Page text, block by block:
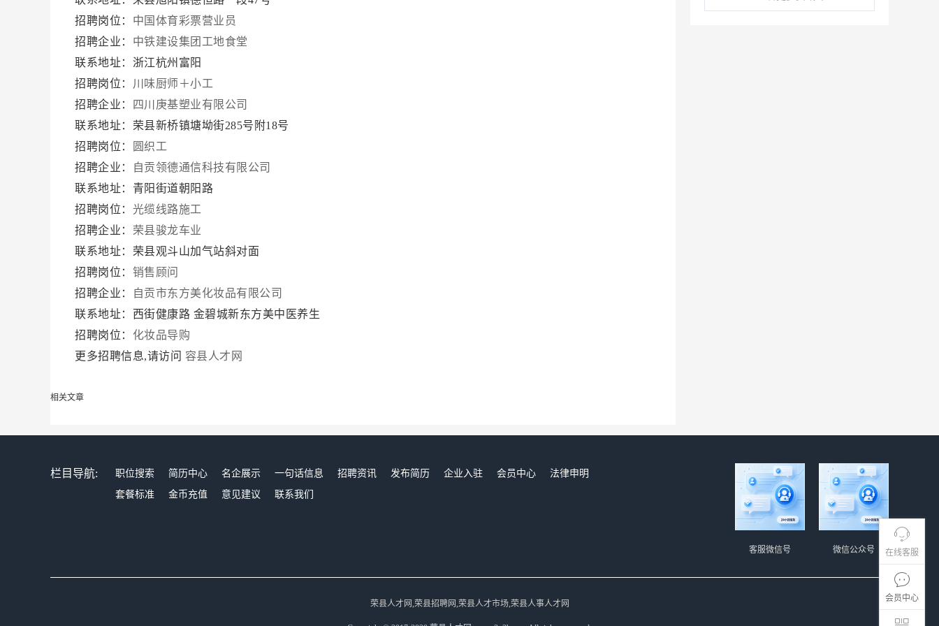
在线客服
会员中心
招聘岗位： 中国体育彩票营业员
招聘企业： 中铁建设集团工地食堂
联系地址：浙江杭州富阳
招聘岗位：
川味厨师＋小工
招聘企业：
四川庚基塑业有限公司
联系地址：荣县新桥镇塘坳街285号附18号
招聘岗位：
圆织工
招聘企业：
自贡领德通信科技有限公司
联系地址：青阳街道朝阳路
招聘岗位： 光缆线路施工
招聘企业： 荣县骏龙车业
联系地址：荣县观斗山加气站斜对面
招聘岗位： 销售顾问
招聘企业：
自贡市东方美化妆品有限公司
联系地址：西街健康路 金碧城新东方美中医养生
招聘岗位： 化妆品导购
更多招聘信息,请访问 容县人才网
相关文章
栏目导航: 职位搜索 简历中心 名企展示 一句话信息 招聘资讯 发布简历 企业入驻 会员中心
法律申明
套餐标准
金币充值 意见建议 联系我们
微信公众号
客服微信号
荣县人才网,荣县招聘网,荣县人才市场,荣县人事人才网